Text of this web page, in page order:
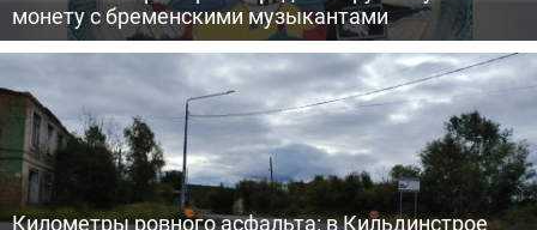
монету с бременскими музыкантами
Километры ровного асфальта: в Кильдинстрое